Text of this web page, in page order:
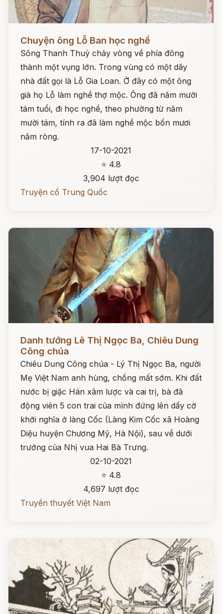
Chuyện ông Lỗ Ban học nghề
Sông Thanh Thuỷ chảy vòng về phía đông
thành một vụng lớn. Trong vùng có một dãy
nhà đất gọi là Lỗ Gia Loan. Ở đây có một ông
già họ Lỗ làm nghề thợ mộc. Ông đã năm mười
tám tuổi, đi học nghề, theo phường từ năm
mười tám, tính ra đã làm nghề mộc bốn mươi
năm ròng.
17-10-2021
⭐ 4.8
3,904 lượt đọc
Truyện cổ Trung Quốc
Danh tướng Lê Thị Ngọc Ba, Chiêu Dung
Công chúa
Chiêu Dung Công chúa - Lý Thị Ngọc Ba, người
Mẹ Việt Nam anh hùng, chồng mất sớm. Khi đất
nước bị giặc Hán xâm lược và cai trị, bà đã
động viên 5 con trai của mình đứng lên dấy cờ
khởi nghĩa ở làng Cốc (Làng Kim Cốc xã Hoàng
Diệu huyện Chương Mỹ, Hà Nội), sau về dưới
trướng của Nhị vua Hai Bà Trưng.
02-10-2021
⭐ 4.8
4,697 lượt đọc
Truyền thuyết Việt Nam